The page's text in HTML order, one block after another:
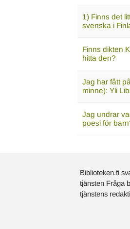
1) Finns det
svenska i
Finns dikten
hitta den?
Jag har fått
minne): Yli
Jag undrar
poesi för
Biblioteken.fi
tjänsten Fråga
tjänstens